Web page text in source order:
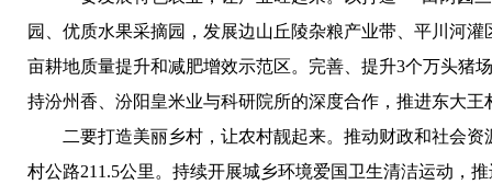
园、优质水果采摘园，发展边山丘陵杂粮产业带、平川河
亩耕地质量提升和减肥增效示范区。完善、提升3个万头猪
持汾州香、汾阳皇米业与科研院所的深度合作，推进东大
二要打造美丽乡村，让农村靓起来。 推动财政和社会资
村公路211.5公里。持续开展城乡环境爱国卫生清洁运动，